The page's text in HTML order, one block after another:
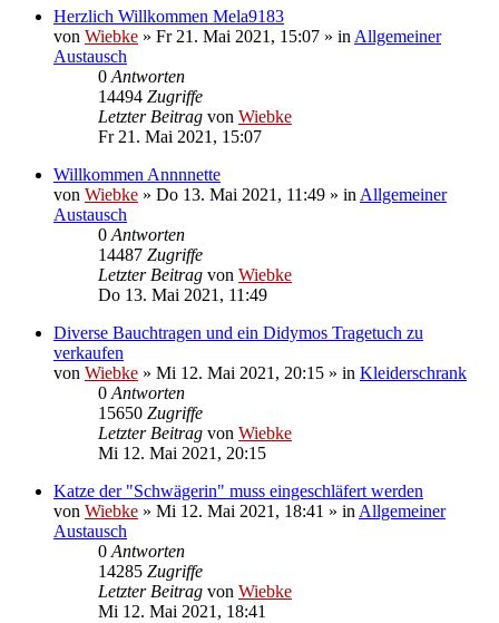
Herzlich Willkommen Mela9183
von Wiebke » Fr 21. Mai 2021, 15:07 » inAllgemeiner
Austausch
0Antworten
14494 Zugriffe
Letzter Beitrag von Wiebke
Fr 21. Mai 2021, 15:07
Willkommen Annnnette
von Wiebke » Do 13. Mai 2021, 11:49 » inAllgemeiner
Austausch
0Antworten
14487 Zugriffe
Letzter Beitrag von Wiebke
Do 13. Mai 2021, 11:49
Diverse Bauchtragen und ein Didymos Tragetuch zu
verkaufen
von Wiebke » Mi 12. Mai 2021, 20:15 » in Kleiderschrank
0Antworten
15650 Zugriffe
Letzter Beitrag von Wiebke
Mi 12. Mai 2021, 20:15
Katze der "Schwägerin" muss eingeschläfert werden
von Wiebke » Mi 12. Mai 2021, 18:41 » inAllgemeiner
Austausch
0Antworten
14285 Zugriffe
Letzter Beitrag von Wiebke
Mi 12. Mai 2021, 18:41